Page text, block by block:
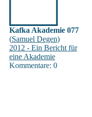
Kafka Akademie 077
(Samuel Degen)
2012 - Ein Bericht für
eine Akademie
Kommentare: 0